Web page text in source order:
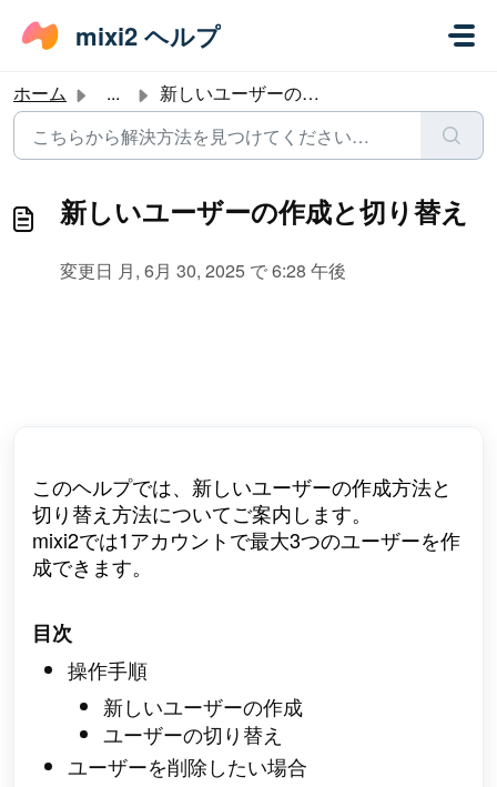
mixi2 ヘルプ
ホーム ... 新しいユーザーの作成と切り替え
新しいユーザーの作成と切り替え
変更日 月, 6月 30, 2025 で 6:28 午後
このヘルプでは、新しいユーザーの作成方法と
切り替え方法についてご案内します。
mixi2では1アカウントで最大3つのユーザーを作
成できます。
目次
操作手順
新しいユーザーの作成
ユーザーの切り替え
ユーザーを削除したい場合